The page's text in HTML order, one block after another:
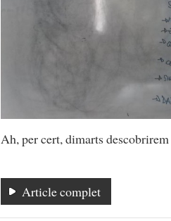
Ah, per cert, dimarts
Article complet